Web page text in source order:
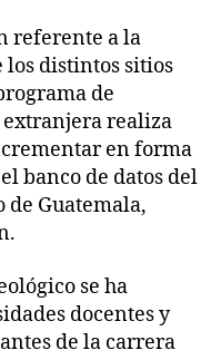
referente a la
distintos sitios
de
realiza
en forma
banco de datos del
Guatemala,
se ha
docentes y
de la carrera